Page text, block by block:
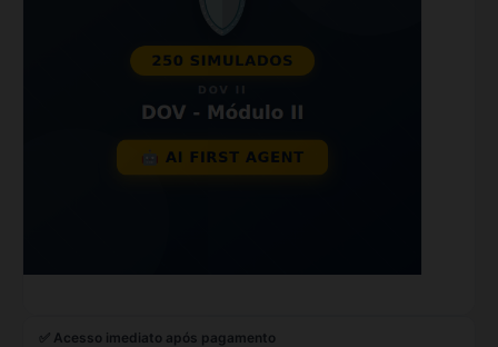
✅ Acesso imediato após pagamento